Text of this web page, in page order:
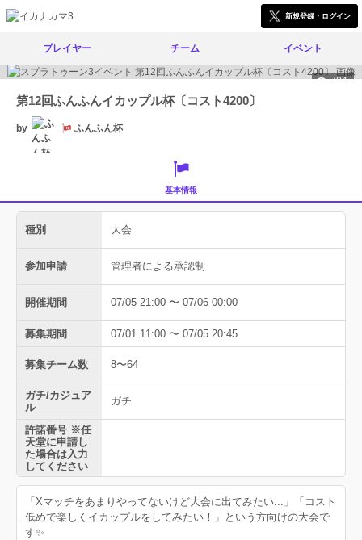
新規登録・ログイン
プレイヤー チーム イベント
704
第12回ふんふんイカップル杯〔コスト4200〕
by ふんふん杯
基本情報
種別 大会
参加申請 管理者による承認制
開催期間 07/05 21:00 〜 07/06 00:00
募集期間 07/01 11:00 〜 07/05 20:45
募集チーム数 8〜64
ガチ/カジュア
ル
ガチ
許諾番号 ※任
天堂に申請し
た場合は入力
してください
「Xマッチをあまりやってないけど大会に出てみたい...」「コスト
低めで楽しくイカップルをしてみたい！」という方向けの大会で
す✨️